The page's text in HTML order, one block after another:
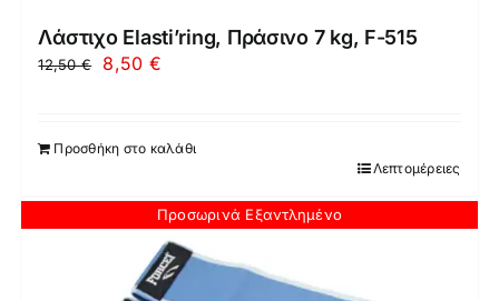
Λάστιχο Elasti’ring, Πράσινο 7 kg, F-515
12,50€
Original
12,50 €.
8,50 €Η
είναι:
Προσθήκη στο καλάθι
Λεπτομέρειες
Προσωρινά Εξαντλημένο